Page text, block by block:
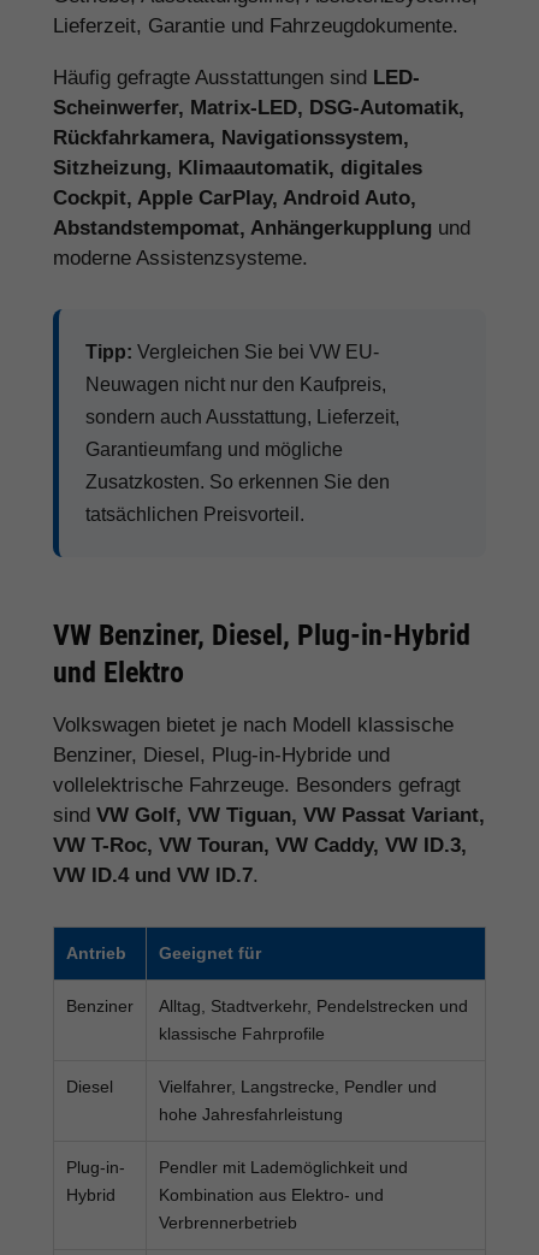
Lieferzeit, Garantie und Fahrzeugdokumente.
Häufig gefragte Ausstattungen sind LED-
Scheinwerfer, Matrix-LED, DSG-Automatik,
Rückfahrkamera, Navigationssystem,
Sitzheizung, Klimaautomatik, digitales
Cockpit, Apple CarPlay, Android Auto,
Abstandstempomat, Anhängerkupplung und
moderne Assistenzsysteme.
Tipp: Vergleichen Sie bei VW EU-
Neuwagen nicht nur den Kaufpreis,
sondern auch Ausstattung, Lieferzeit,
Garantieumfang und mögliche
Zusatzkosten. So erkennen Sie den
tatsächlichen Preisvorteil.
VW Benziner, Diesel, Plug-in-Hybrid
und Elektro
Volkswagen bietet je nach Modell klassische
Benziner, Diesel, Plug-in-Hybride und
vollelektrische Fahrzeuge. Besonders gefragt
sind VW Golf, VW Tiguan, VW Passat Variant,
VW T-Roc, VW Touran, VW Caddy, VW ID.3,
VW ID.4 und VW ID.7.
Antrieb Geeignet für
Benziner
Alltag, Stadtverkehr, Pendelstrecken und
klassische Fahrprofile
Diesel
Vielfahrer, Langstrecke, Pendler und
hohe Jahresfahrleistung
Plug-in-
Hybrid
Pendler mit Lademöglichkeit und
Kombination aus Elektro- und
Verbrennerbetrieb